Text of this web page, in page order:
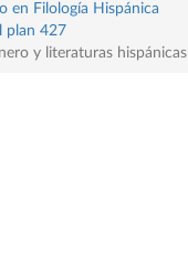
en Filología Hispánica
plan 427
y literaturas hispánicas